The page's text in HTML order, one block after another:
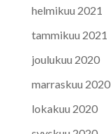
helmikuu 2021
tammikuu 2021
joulukuu 2020
marraskuu 2020
lokakuu 2020